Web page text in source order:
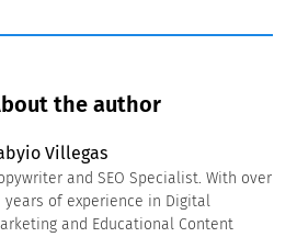
the author
Villegas
and SEO Specialist. With over
years of experience in Digital
and Educational Content